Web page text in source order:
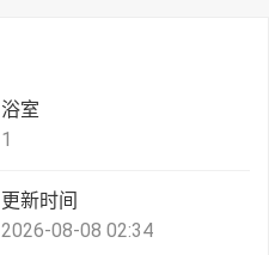
浴室
1
更新时间
2026-08-08 02:34